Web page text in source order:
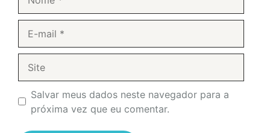
mail
Salvar meus dados neste navegador para a
próxima vez que eu comentar.